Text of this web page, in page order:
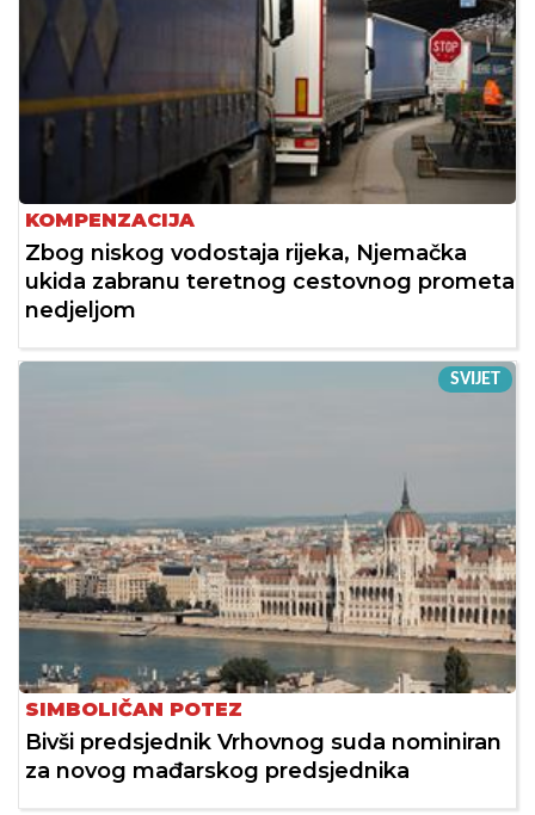
KOMPENZACIJA
Zbog niskog vodostaja rijeka, Njemačka
ukida zabranu teretnog cestovnog prometa
nedjeljom
SVIJET
SIMBOLIČAN POTEZ
Bivši predsjednik Vrhovnog suda nominiran
za novog mađarskog predsjednika